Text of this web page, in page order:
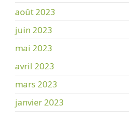
août 2023
juin 2023
mai 2023
avril 2023
mars 2023
janvier 2023